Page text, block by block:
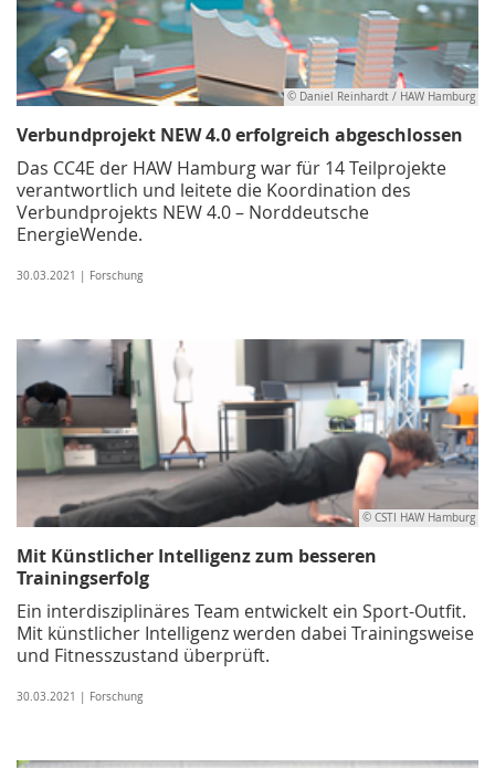
© Daniel Reinhardt / HAW Hamburg
Verbundprojekt NEW 4.0 erfolgreich abgeschlossen
Das CC4E der HAW Hamburg war für 14 Teilprojekte
verantwortlich und leitete die Koordination des
Verbundprojekts NEW 4.0 – Norddeutsche
EnergieWende.
30.03.2021 | Forschung
© CSTI HAW Hamburg
Mit Künstlicher Intelligenz zum besseren
Trainingserfolg
Ein interdisziplinäres Team entwickelt ein Sport-Outfit.
Mit künstlicher Intelligenz werden dabei Trainingsweise
und Fitnesszustand überprüft.
30.03.2021 | Forschung